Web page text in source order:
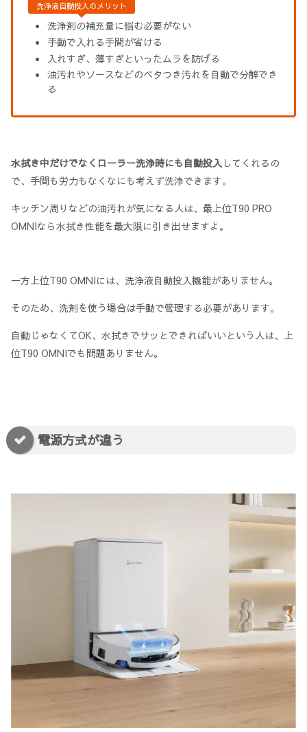
洗浄液自動投入のメリット
洗浄剤の補充量に悩む必要がない
手動で入れる手間が省ける
入れすぎ、薄すぎといったムラを防げる
油汚れやソースなどのベタつき汚れを自動で分解でき
る
水拭き中だけでなくローラー洗浄時にも自動投入してくれるの
で、手間も労力もなくなにも考えず洗浄できます。
キッチン周りなどの油汚れが気になる人は、最上位T90 PRO
OMNIなら水拭き性能を最大限に引き出せますよ。
一方上位T90 OMNIには、洗浄液自動投入機能がありません。
そのため、洗剤を使う場合は手動で管理する必要があります。
自動じゃなくてOK、水拭きでサッとできればいいという人は、上
位T90 OMNIでも問題ありません。
電源方式が違う